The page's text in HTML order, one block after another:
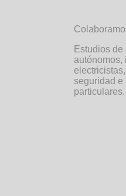
Estudios
autónomos,
seguridad e
particulares.